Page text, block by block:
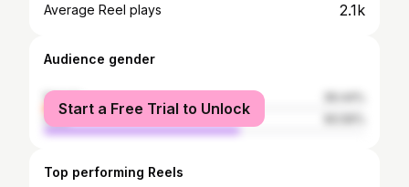
Average Reel plays 2.1k
Audience gender
female
male
Start a Free Trial to Unlock
Top performing Reels